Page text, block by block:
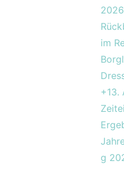
2026
im
+13.
g